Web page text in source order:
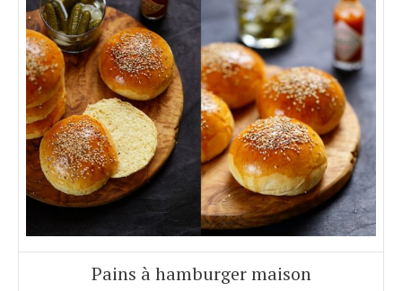
Pains à hamburger maison